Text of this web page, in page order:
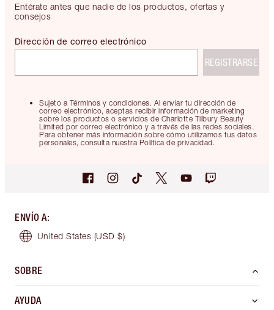
Entérate antes que nadie de los productos, ofertas y
consejos
Sujeto a Términos y condiciones. Al enviar tu dirección de
correo electrónico, aceptas recibir información de marketing
sobre los productos o servicios de Charlotte Tilbury Beauty
Limited por correo electrónico y a través de las redes sociales.
Para obtener más información sobre cómo utilizamos tus datos
personales, consulta nuestra Política de privacidad.
Dirección de correo electrónico
REGISTRARSE
ENVÍO A:
United States (USD $)
SOBRE
AYUDA